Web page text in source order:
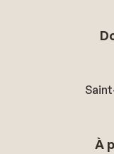
À